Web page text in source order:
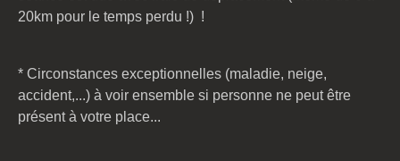
20km pour le temps perdu !) !
* Circonstances exceptionnelles (maladie, neige,
accident,...) à voir ensemble si personne ne peut être
présent à votre place...